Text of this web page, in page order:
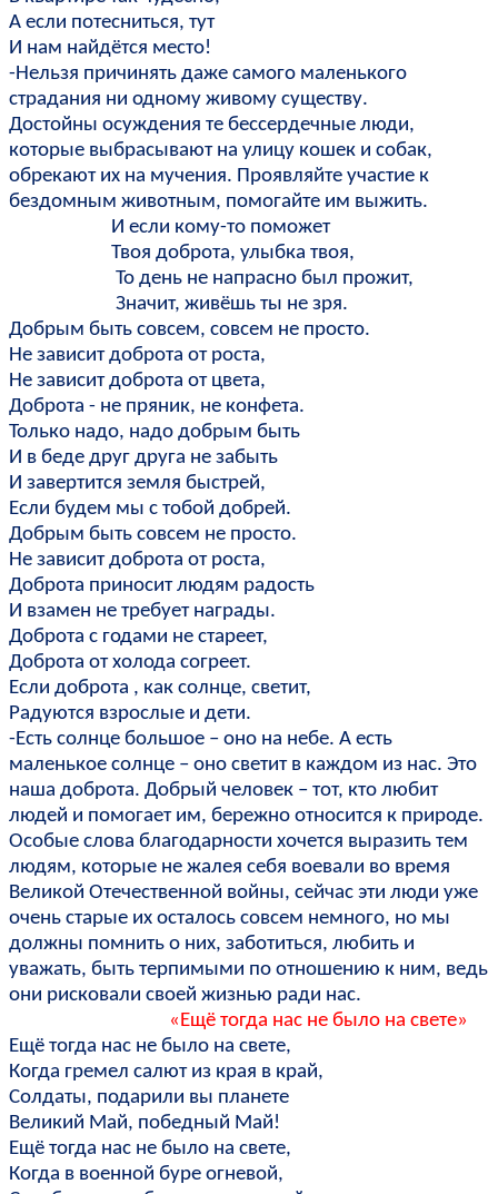
А если потесниться, тут
И нам найдётся место!
-Нельзя причинять даже самого маленького
страдания ни одному живому существу.
Достойны осуждения те бессердечные люди,
которые выбрасывают на улицу кошек и собак,
обрекают их на мучения. Проявляйте участие к
бездомным животным, помогайте им выжить.
И если кому-то поможет
Твоя доброта, улыбка твоя,
То день не напрасно был прожит,
Значит, живёшь ты не зря.
Добрым быть совсем, совсем не просто.
Не зависит доброта от роста,
Не зависит доброта от цвета,
Доброта - не пряник, не конфета.
Только надо, надо добрым быть
И в беде друг друга не забыть
И завертится земля быстрей,
Если будем мы с тобой добрей.
Добрым быть совсем не просто.
Не зависит доброта от роста,
Доброта приносит людям радость
И взамен не требует награды.
Доброта с годами не стареет,
Доброта от холода согреет.
Если доброта , как солнце, светит,
Радуются взрослые и дети.
-Есть солнце большое – оно на небе. А есть
маленькое солнце – оно светит в каждом из нас. Это
наша доброта. Добрый человек – тот, кто любит
людей и помогает им, бережно относится к природе.
Особые слова благодарности хочется выразить тем
людям, которые не жалея себя воевали во время
Великой Отечественной войны, сейчас эти люди уже
очень старые их осталось совсем немного, но мы
должны помнить о них, заботиться, любить и
уважать, быть терпимыми по отношению к ним, ведь
они рисковали своей жизнью ради нас.
«Ещё тогда нас не было на свете»
Ещё тогда нас не было на свете,
Когда гремел салют из края в край,
Солдаты, подарили вы планете
Великий Май, победный Май!
Ещё тогда нас не было на свете,
Когда в военной буре огневой,